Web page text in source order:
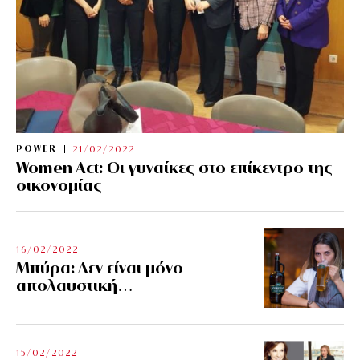
POWER 21/02/2022
Women Act: Οι γυναίκες στο επίκεντρο της
οικονομίας
16/02/2022
Μπύρα: Δεν είναι μόνο
απολαυστική…
15/02/2022